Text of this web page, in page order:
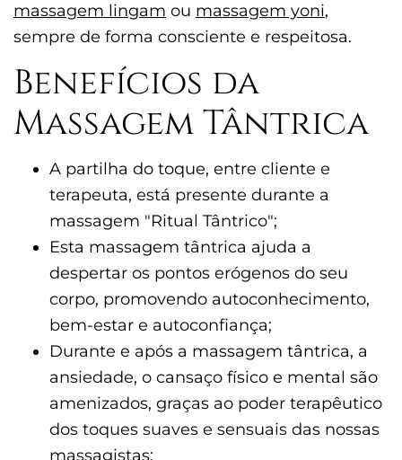
massagem lingam ou massagem yoni,
sempre de forma consciente e respeitosa.
Benefícios da
Massagem Tântrica
A partilha do toque, entre cliente e
terapeuta, está presente durante a
massagem "Ritual Tântrico";
Esta massagem tântrica ajuda a
despertar os pontos erógenos do seu
corpo, promovendo autoconhecimento,
bem-estar e autoconfiança;
Durante e após a massagem tântrica, a
ansiedade, o cansaço físico e mental são
amenizados, graças ao poder terapêutico
dos toques suaves e sensuais das nossas
massagistas;